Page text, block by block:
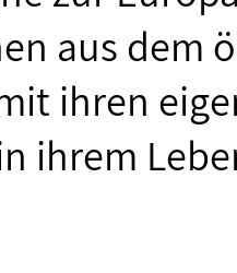
aus dem
ihren
ihrem